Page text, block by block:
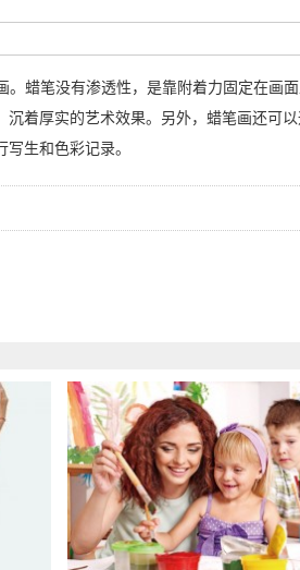
蜡笔没有渗透性，是靠附着力固定在画
着厚实的艺术效果。另外，蜡笔画还可
生和色彩记录。